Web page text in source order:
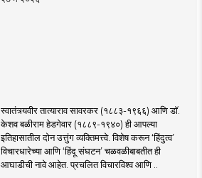
स्वातंत्र्यवीर तात्याराव सावरकर (१८८३-१९६६) आणि डॉ.
केशव बळीराम हेडगेवार (१८८९-१९४०) ही आपल्या
इतिहासातील दोन उत्तुंग व्यक्तिमत्त्वे. विशेष करून ‘हिंदुत्व’
विचारधारेच्या आणि ‘हिंदू संघटन’ चळवळीबाबतीत ही
आघाडीची नावे आहेत. प्रचलित विचारविश्व आणि ..